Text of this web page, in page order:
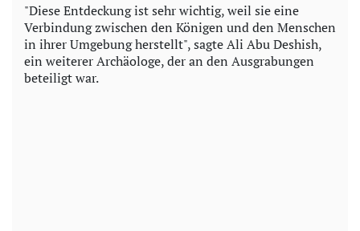
"Diese Entdeckung ist sehr wichtig, weil sie eine
Verbindung zwischen den Königen und den Menschen
in ihrer Umgebung herstellt", sagte Ali Abu Deshish,
ein weiterer Archäologe, der an den Ausgrabungen
beteiligt war.